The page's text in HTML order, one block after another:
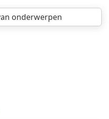
onderwerpen